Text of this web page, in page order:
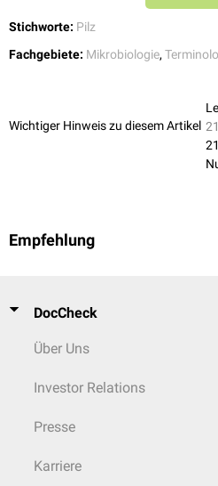
Stichworte: Pilz
Fachgebiete: Mikrobiologie,
Wichtiger Hinweis zu diesem Artikel
Empfehlung
DocCheck
Über Uns
Investor Relations
Presse
Karriere